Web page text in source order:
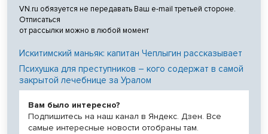
VN.ru обязуется не передавать Ваш e-mail третьей стороне.
Отписаться
от рассылки можно в любой момент
Искитимский маньяк: капитан Чеплыгин рассказывает
Психушка для преступников – кого содержат в самой
закрытой лечебнице за Уралом
Вам было интересно?
Подпишитесь на наш канал в Яндекс. Дзен. Все
самые интересные новости отобраны там.